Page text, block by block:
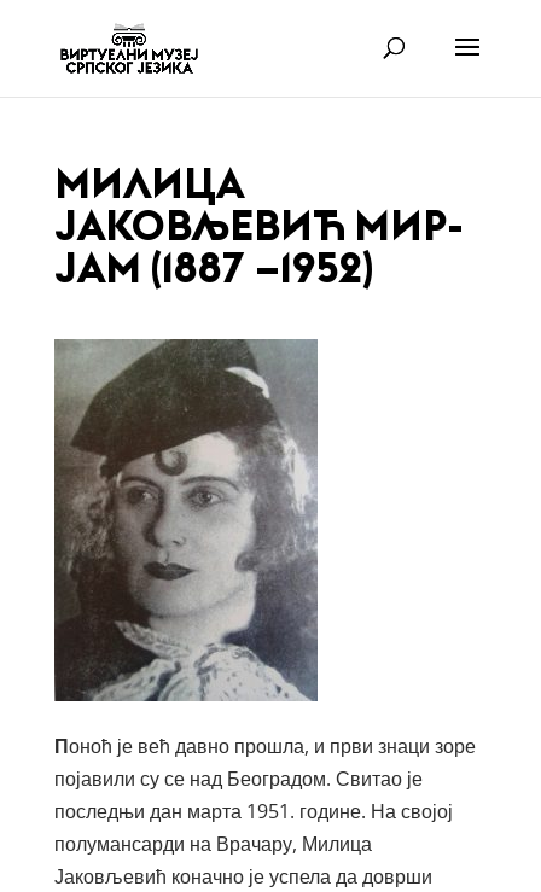
МИЛИЦА
ЈАКОВЉЕВИЋ МИР-
ЈАМ (1887 –1952)
Поноћ је већ давно прошла, и први знаци зоре
појавили су се над Београдом. Свитао је
последњи дан марта 1951. године. На својој
полумансарди на Врачару, Милица
Јаковљевић коначно је успела да доврши